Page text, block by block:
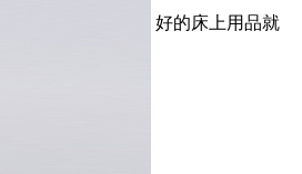
好的床上用品就